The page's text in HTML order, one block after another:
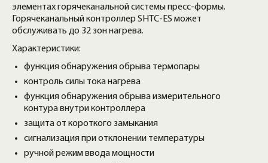
элементах горячеканальной системы пресс-формы.
Горячеканальный контроллер SHTC-ES может
обслуживать до 32 зон нагрева.
Характеристики:
функция обнаружения обрыва термопары
контроль силы тока нагрева
функция обнаружения обрыва измерительного
контура внутри контроллера
защита от короткого замыкания
сигнализация при отклонении температуры
ручной режим ввода мощности